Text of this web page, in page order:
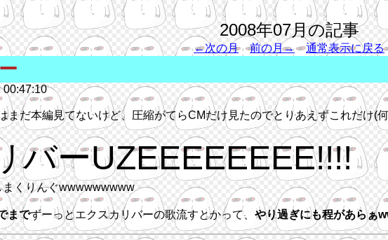
2008年07月の記事
←次の月 前の月→ 通常表示に戻る
まだ本編見てないけど、圧縮がてらCMだけ見たのでとりあえずこれだけ(
バーUZEEEEEEEE!!!!
くりんぐwwwwwwwww
までずーっとエクスカリバーの歌流すとかって、 やり過ぎにも程があらぁ